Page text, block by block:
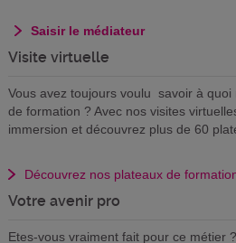
Saisir le médiateur
Visite virtuelle
Vous avez toujours voulu savoir à
de formation ? Avec nos visites
immersion et découvrez plus de 60
Découvrez nos plateaux de
Votre avenir pro
Etes-vous vraiment fait pour ce métier